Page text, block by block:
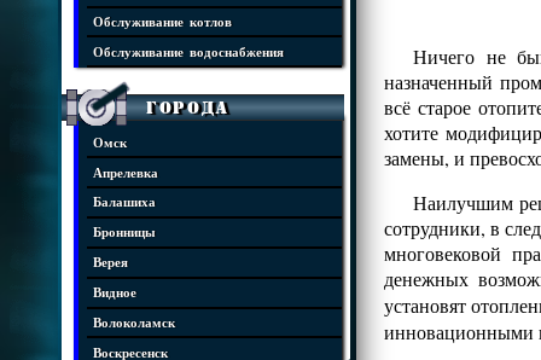
Обслуживание котлов
Обслуживание водоснабжения
Города
Омск
Апрелевка
Балашиха
Бронницы
Верея
Видное
Волоколамск
Воскресенск
Ничего не
назначенный
всё старое
хотите
замены, и
Наилучшим
сотрудники, в
многовековой
денежных
установят